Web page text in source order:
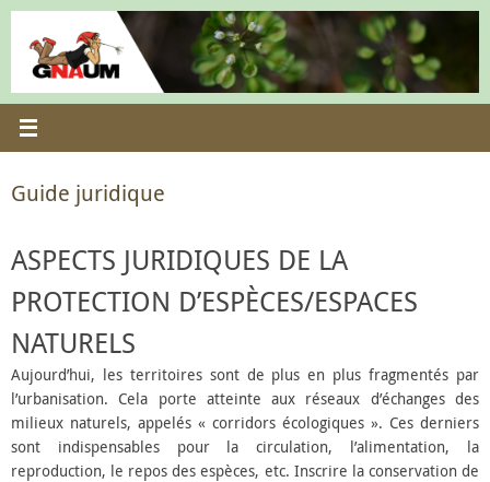
Passer
contenu
Guide juridique
ASPECTS JURIDIQUES DE LA
PROTECTION D’ESPÈCES/ESPACES
NATURELS
Aujourd’hui, les territoires sont de plus en plus fragmentés par
l’urbanisation. Cela porte atteinte aux réseaux d’échanges des
milieux naturels, appelés « corridors écologiques ». Ces derniers
sont indispensables pour la circulation, l’alimentation, la
reproduction, le repos des espèces, etc. Inscrire la conservation de